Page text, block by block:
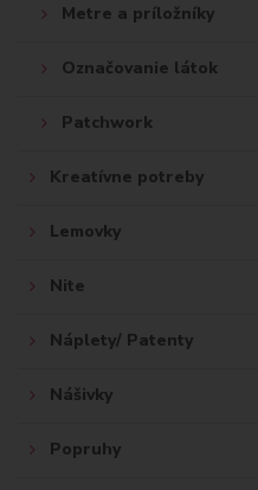
Metre a príložníky
Označovanie látok
Patchwork
Kreatívne potreby
Lemovky
Nite
Náplety/ Patenty
Nášivky
Popruhy